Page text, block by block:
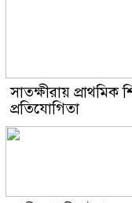
সাতক্ষীরায়
প্রতিযোগিতা